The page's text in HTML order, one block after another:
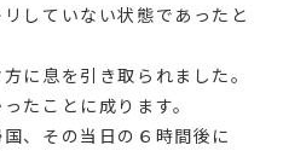
していない状態であったと
に息を引き取られました。
たことに成ります。
、その当日の６時間後に